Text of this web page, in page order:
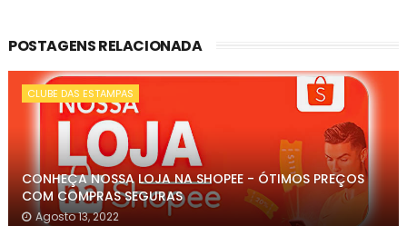
POSTAGENS RELACIONADA
CLUBE DAS ESTAMPAS
CONHEÇA NOSSA LOJA NA SHOPEE - ÓTIMOS PREÇOS
COM COMPRAS SEGURAS
Agosto 13, 2022